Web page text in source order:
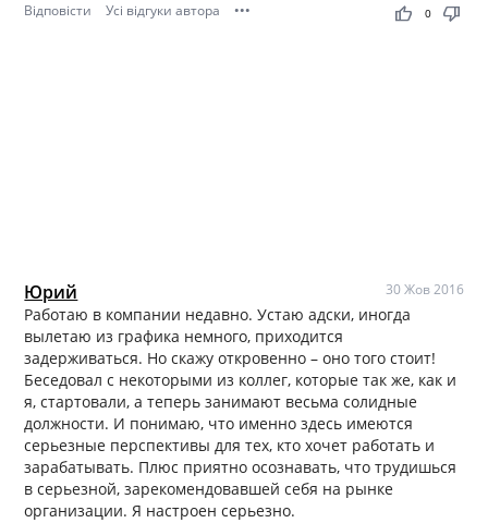
Відповісти Усі відгуки автора ••• thumb_up thumb_down
0
Юрий 30 Жов 2016
Работаю в компании недавно. Устаю адски, иногда
вылетаю из графика немного, приходится
задерживаться. Но скажу откровенно – оно того стоит!
Беседовал с некоторыми из коллег, которые так же, как и
я, стартовали, а теперь занимают весьма солидные
должности. И понимаю, что именно здесь имеются
серьезные перспективы для тех, кто хочет работать и
зарабатывать. Плюс приятно осознавать, что трудишься
в серьезной, зарекомендовавшей себя на рынке
организации. Я настроен серьезно.